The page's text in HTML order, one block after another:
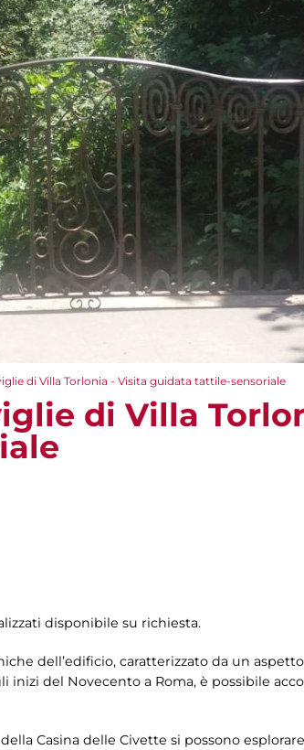
di Villa Torlonia - Visita guidata tattile-sensoriale
di Villa
disponibile su richiesta.
dell’edificio, caratterizzato da un
del Novecento a Roma, è possibile
Casina delle Civette si possono